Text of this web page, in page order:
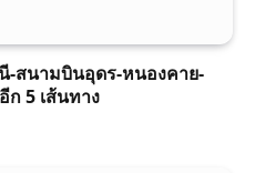
-สนามบินอุดร-หนองคาย-
ก 5 เส้นทาง